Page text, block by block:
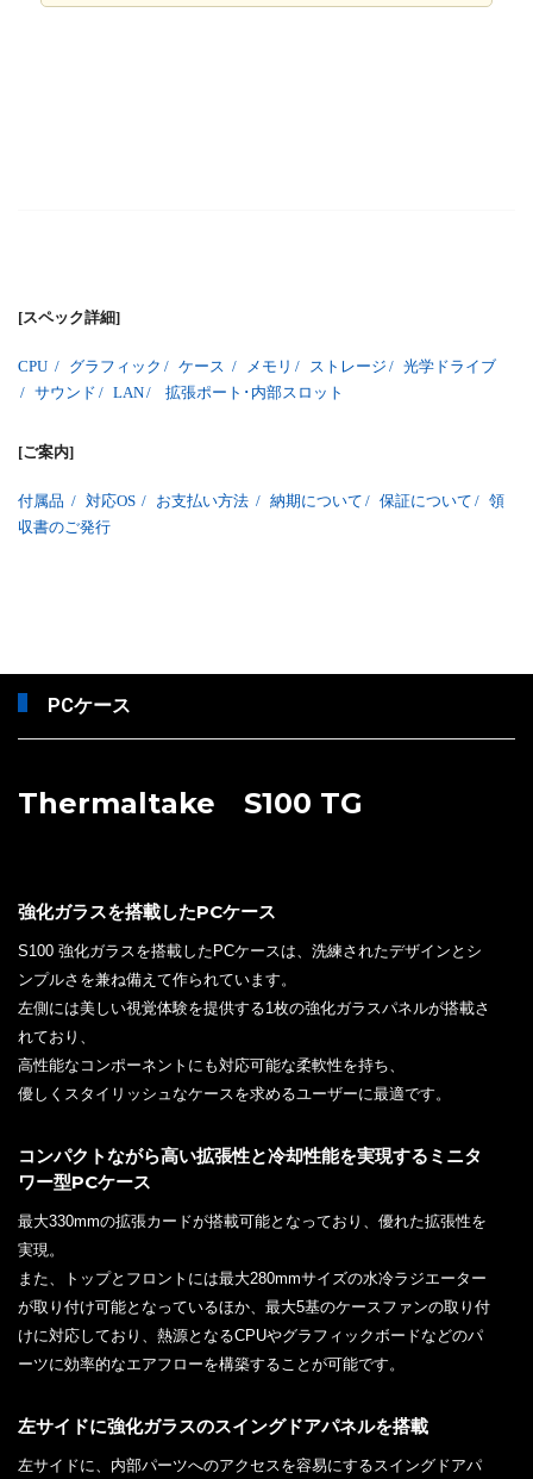
[スペック詳細]
CPU / グラフィック / ケース / メモリ / ストレージ / 光学ドライブ
/ サウンド / LAN/ 拡張ポート･内部スロット
[ご案内]
付属品 / 対応OS / お支払い方法 / 納期について / 保証について / 領
収書のご発行
PCケース
Thermaltake S100 TG
強化ガラスを搭載したPCケース
S100 強化ガラスを搭載したPCケースは、洗練されたデザインとシ
ンプルさを兼ね備えて作られています。
左側には美しい視覚体験を提供する1枚の強化ガラスパネルが搭載さ
れており、
高性能なコンポーネントにも対応可能な柔軟性を持ち、
優しくスタイリッシュなケースを求めるユーザーに最適です。
コンパクトながら高い拡張性と冷却性能を実現するミニタ
ワー型PCケース
最大330mmの拡張カードが搭載可能となっており、優れた拡張性を
実現。
また、トップとフロントには最大280mmサイズの水冷ラジエーター
が取り付け可能となっているほか、最大5基のケースファンの取り付
けに対応しており、熱源となるCPUやグラフィックボードなどのパ
ーツに効率的なエアフローを構築することが可能です。
左サイドに強化ガラスのスイングドアパネルを搭載
左サイドに、内部パーツへのアクセスを容易にするスイングドアパ